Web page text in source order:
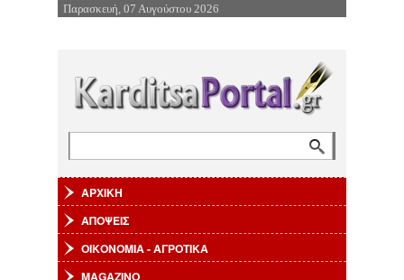
Επιστροφή στην Πλοήγηση
Παρασκευή, 07 Αυγούστου 2026
ΑΡΧΙΚΗ
ΑΠΟΨΕΙΣ
ΟΙΚΟΝΟΜΙΑ - ΑΓΡΟΤΙΚΑ
MAGAZINO